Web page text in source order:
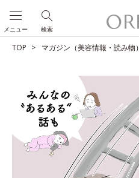
検索
メニュー
TOP マガジン（美容情報・読み物）